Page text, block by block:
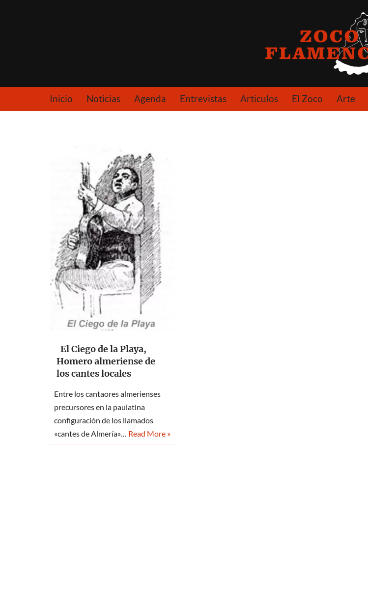
Inicio Noticias Agenda Entrevistas Articulos El Zoco Arte
El Ciego de la Playa,
Homero almeriense de
los cantes locales
Entre los cantaores almerienses
precursores en la paulatina
configuración de los llamados
«cantes de Almería»… Read More »